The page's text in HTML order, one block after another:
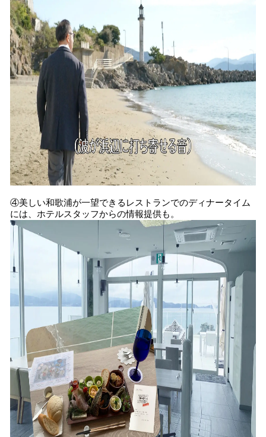
④美しい和歌浦が一望できるレストランでのディナータイム
には、ホテルスタッフからの情報提供も。